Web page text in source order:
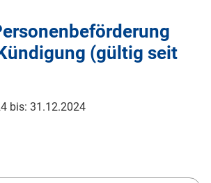
(gültig seit
bis: 31.12.2024